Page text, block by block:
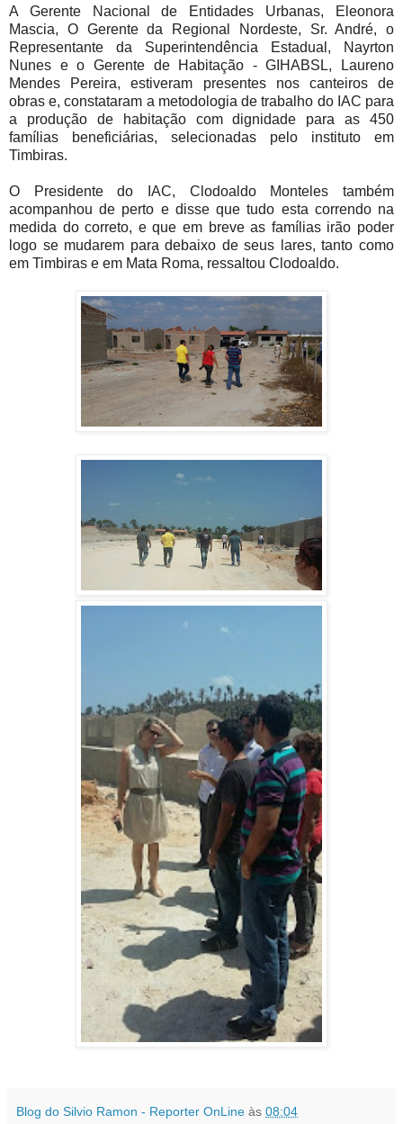
A Gerente Nacional de Entidades Urbanas, Eleonora
Mascia, O Gerente da Regional Nordeste, Sr. André, o
Representante da Superintendência Estadual, Nayrton
Nunes e o Gerente de Habitação - GIHABSL, Laureno
Mendes Pereira, estiveram presentes nos canteiros de
obras e, constataram a metodologia de trabalho do IAC para
a produção de habitação com dignidade para as 450
famílias beneficiárias, selecionadas pelo instituto em
Timbiras.
O Presidente do IAC, Clodoaldo Monteles também
acompanhou de perto e disse que tudo esta correndo na
medida do correto, e que em breve as famílias irão poder
logo se mudarem para debaixo de seus lares, tanto como
em Timbiras e em Mata Roma, ressaltou Clodoaldo.
Blog do Silvio Ramon - Reporter OnLine às 08:04